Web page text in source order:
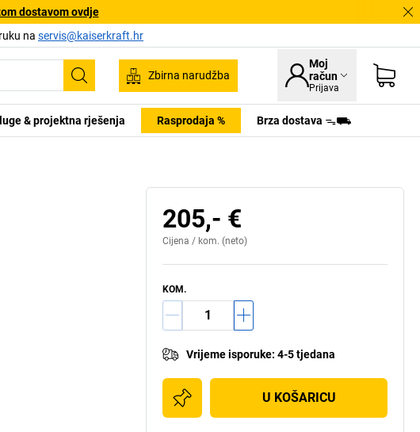
dostavom ovdje
na servis@kaiserkraft.hr
Pretraživanje
Zbirna narudžba
Moj
račun
Prijava
& projektna rješenja Rasprodaja % Brza dostava ᯓ⛟
S unutarnjom kantom i vrećama za otpad (dodatna oprema)
205,- €
Cijena / kom. (neto)
KOM.
Vrijeme isporuke: 4-5 tjedana
U KOŠARICU